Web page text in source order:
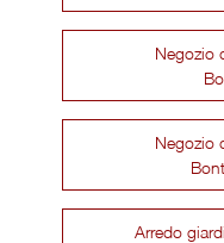
Negozio
Negozio
Arredo